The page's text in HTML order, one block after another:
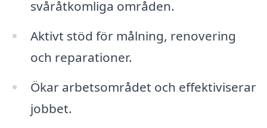
svåråtkomliga områden.
Aktivt stöd för målning, renovering
och reparationer.
Ökar arbetsområdet och effektiviserar
jobbet.